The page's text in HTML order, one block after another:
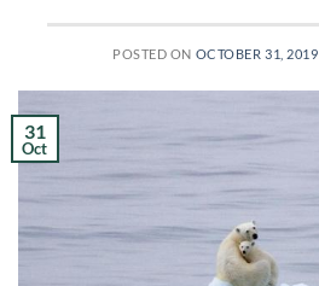
POSTED ON OCTOBER 31, 2019
31
Oct